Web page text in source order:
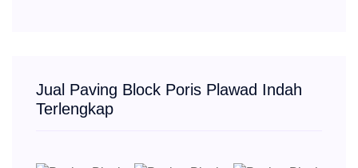
Jual Paving Block Poris Plawad Indah
Terlengkap